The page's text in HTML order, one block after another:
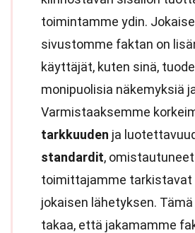
toimintamme ydin.
sivustomme faktan on
käyttäjät, kuten sinä,
monipuolisia näkemyksiä
Varmistaaksemme
tarkkuuden ja
standardit, omistautuneet
toimittajamme tarkistavat
jokaisen lähetyksen.
takaa, että jakamamme